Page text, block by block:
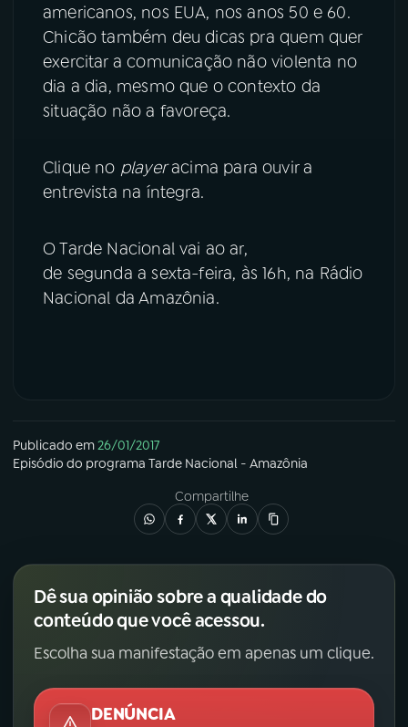
YouTube Facebook
Instagram
TikTok
americanos, nos EUA, nos anos 50 e 60.
Chicão também deu dicas pra quem quer
exercitar a comunicação não violenta no
dia a dia, mesmo que o contexto da
situação não a favoreça.
Clique no playeracima para ouvir a
entrevista na íntegra.
O Tarde Nacional vai ao ar,
de segunda a sexta-feira, às 16h, na Rádio
Nacional da Amazônia.
Publicado em26/01/2017
Episódio do programa Tarde Nacional - Amazônia
Compartilhe
Dê sua opinião sobre a qualidade do
conteúdo que você acessou.
Escolha sua manifestação em apenas um clique.
DENÚNCIA